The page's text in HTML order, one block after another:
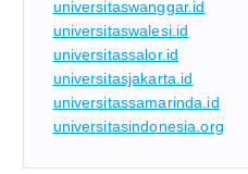
universitaswanggar.id
universitaswalesi.id
universitassalor.id
universitasjakarta.id
universitassamarinda.id
universitasindonesia.org